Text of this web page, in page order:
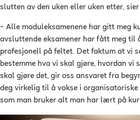
slutten av den uken eller uken etter,
– Alle moduleksamenene har gitt meg
avsluttende eksamener har fått meg til
profesjonell på feltet. Det faktum at vi
bestemme hva vi skal gjøre, hvordan vi
skal gjøre det, gir oss ansvaret fra
deg virkelig til å vokse i
som man bruker alt man har lært på